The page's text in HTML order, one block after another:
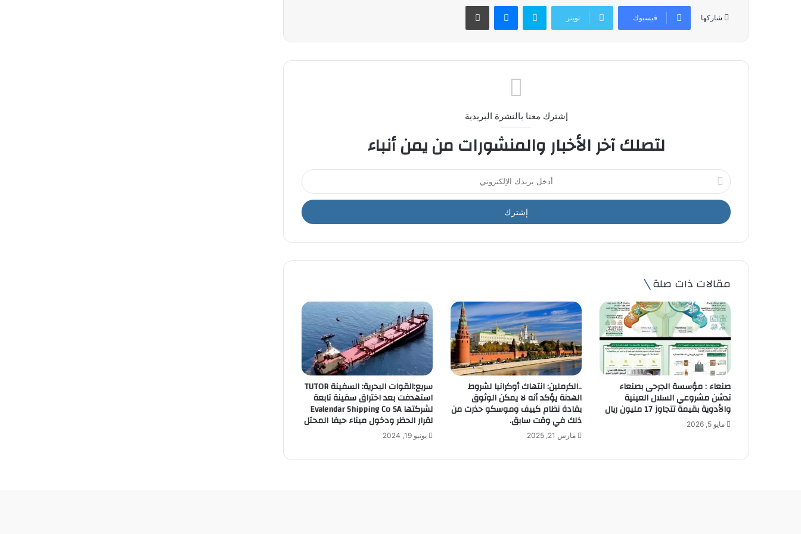
شاركها فيسبوك تويتر
سكايب
إشترك معنا بالنشرة البريدية
لتصلك آخر الأخبار والمنشورات من يمن أنباء
أ
د
خ
ل
د
ا
ك
و
ن
ي
مقالات ذات صلة
صنعاء : مؤسسة الجرحى بصنعاء
تدشن مشروعي السلال العينية
والأدوية بقيمة تتجاوز 17 مليون ريال
مايو 5, 2026
..الكرملين: انتهاك أوكرانيا لشروط
الهدنة يؤكد أنه لا يمكن الوثوق
بقادة نظام كييف وموسكو حذرت من
ذلك في وقت سابق.
مارس 21, 2025
سريع:القوات البحرية: السفينة TUTOR
استهدفت بعد اختراق سفينة تابعة
لشركتها Evalendar Shipping Co SA
لقرار الحظر ودخول ميناء حيفا المحتل
يونيو 19, 2024